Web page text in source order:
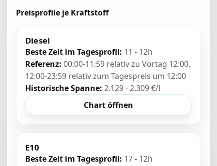
Preisprofile je Kraftstoff
Diesel
Beste Zeit im Tagesprofil: 11 - 12h
Referenz: 00:00-11:59 relativ zu Vortag 12:00,
12:00-23:59 relativ zum Tagespreis um 12:00
Historische Spanne: 2.129 - 2.309 €/l
Chart öffnen
E10
Beste Zeit im Tagesprofil: 17 - 12h